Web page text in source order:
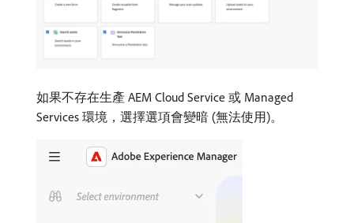
如果不存在生產 AEM Cloud Service 或 Managed
Services 環境，選擇選項會變暗 (無法使用)。